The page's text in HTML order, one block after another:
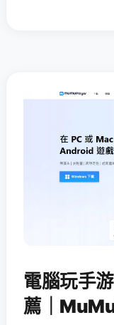
電腦玩手
薦｜